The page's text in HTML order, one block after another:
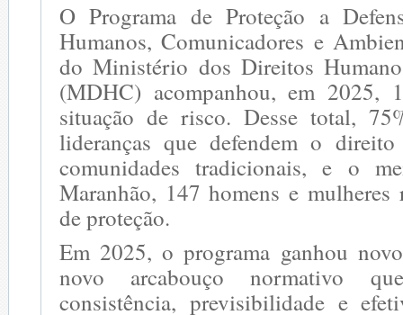
O Programa de Proteção a
Humanos, Comunicadores e
do Ministério dos Direitos
(MDHC) acompanhou, em 2025,
situação de risco. Desse total,
lideranças que defendem o
comunidades tradicionais, e o
Maranhão, 147 homens e mulheres
de proteção.
Em 2025, o programa ganhou
novo arcabouço normativo
consistência, previsibilidade e